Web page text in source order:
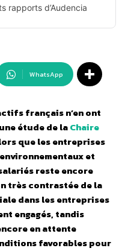
rapports d’Audencia
WhatsApp
français n’en ont
étude de laChaire
que les entreprises
et
reste encore
très contrastée de la
dans les entreprises
engagés, tandis
en attente
favorables pour